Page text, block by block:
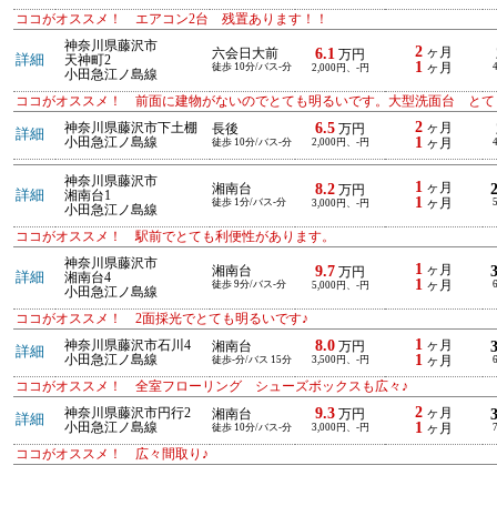
ココがオススメ！ エアコン2台 残置あります！！
詳細
神奈川県藤沢市
天神町2
小田急江ノ島線
六会日大前
徒歩 10分/バス-分
6.1 万円
2,000円、-円
2 ヶ月
1 ヶ月
ココがオススメ！ 前面に建物がないのでとても明るいです。大型洗面台 と
詳細
神奈川県藤沢市下土棚
小田急江ノ島線
長後
徒歩 10分/バス-分
6.5 万円
2,000円、-円
2 ヶ月
1 ヶ月
詳細
神奈川県藤沢市
湘南台1
小田急江ノ島線
湘南台
徒歩 1分/バス-分
8.2 万円
3,000円、-円
1 ヶ月
1 ヶ月
ココがオススメ！ 駅前でとても利便性があります。
詳細
神奈川県藤沢市
湘南台4
小田急江ノ島線
湘南台
徒歩 9分/バス-分
9.7 万円
5,000円、-円
1 ヶ月
1 ヶ月
ココがオススメ！ 2面採光でとても明るいです♪
詳細
神奈川県藤沢市石川4
小田急江ノ島線
湘南台
徒歩-分/バス 15分
8.0 万円
3,500円、-円
1 ヶ月
1 ヶ月
ココがオススメ！ 全室フローリング シューズボックスも広々♪
詳細
神奈川県藤沢市円行2
小田急江ノ島線
湘南台
徒歩 10分/バス-分
9.3 万円
3,000円、-円
2 ヶ月
1 ヶ月
ココがオススメ！ 広々間取り♪